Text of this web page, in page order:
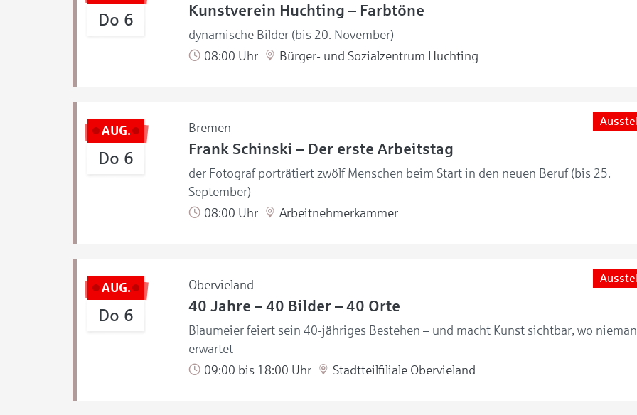
Do 6
Kunstverein Huchting – Farbtöne
dynamische Bilder (bis 20. November)
08:00 Uhr
Bürger- und Sozialzentrum Huchting
AUG.
Do 6
Bremen
Frank Schinski – Der erste Arbeitstag
der Fotograf porträtiert zwölf Menschen beim Start in den neuen Beruf (bis 25.
September)
08:00 Uhr
Arbeitnehmerkammer
AUG.
Do 6
Obervieland
40 Jahre – 40 Bilder – 40 Orte
Blaumeier feiert sein 40-jähriges Bestehen – und macht Kunst sichtbar, wo
erwartet
09:00 bis 18:00 Uhr
Stadtteilfiliale Obervieland